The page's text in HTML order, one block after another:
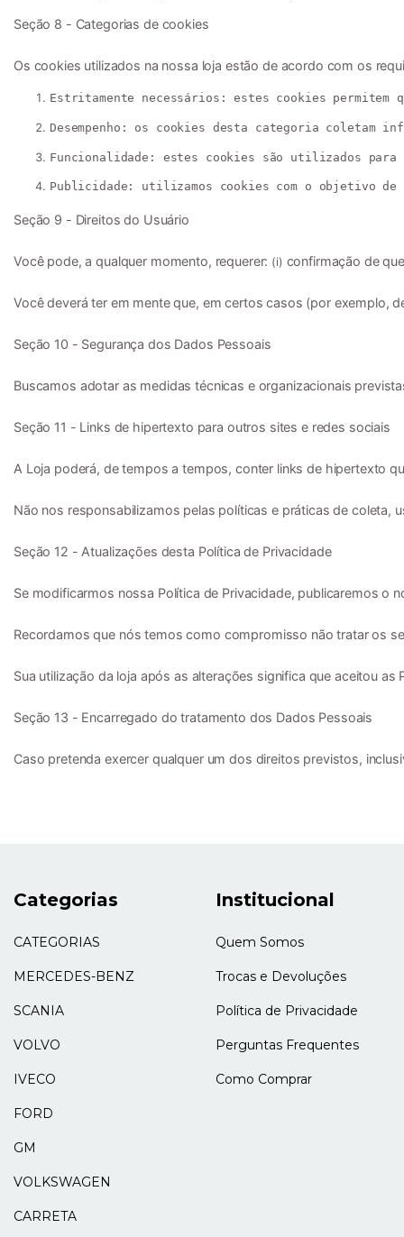
Seção 8 - Categorias de cookies
Os cookies utilizados na nossa loja estão de acordo com os
Estritamente necessários: estes cookies permitem
Desempenho: os cookies desta categoria coletam
Funcionalidade: estes cookies são utilizados para
Publicidade: utilizamos cookies com o objetivo de
Seção 9 - Direitos do Usuário
Você pode, a qualquer momento, requerer: (i) confirmação de
Você deverá ter em mente que, em certos casos (por exemplo,
Seção 10 - Segurança dos Dados Pessoais
Buscamos adotar as medidas técnicas e organizacionais
Seção 11 - Links de hipertexto para outros sites e redes sociais
A Loja poderá, de tempos a tempos, conter links de hipertexto
Não nos responsabilizamos pelas políticas e práticas de
Seção 12 - Atualizações desta Política de Privacidade
Se modificarmos nossa Política de Privacidade, publicaremos o
Recordamos que nós temos como compromisso não tratar os
Sua utilização da loja após as alterações significa que aceitou
Seção 13 - Encarregado do tratamento dos Dados Pessoais
Caso pretenda exercer qualquer um dos direitos previstos,
Categorias
CATEGORIAS
MERCEDES-BENZ
SCANIA
VOLVO
IVECO
FORD
GM
VOLKSWAGEN
CARRETA
Institucional
Quem Somos
Trocas e Devoluções
Política de Privacidade
Perguntas Frequentes
Como Comprar